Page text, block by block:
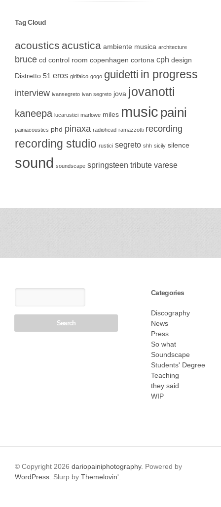
Tag Cloud
acoustics acustica ambiente musica architecture
bruce cd control room copenhagen cortona cph design
Distretto 51 eros girifalco gogo guidetti in progress
interview ivansegreto ivan segreto jova jovanotti
kaneepa lucarustici marlowe miles music paini
painiacoustics phd pinaxa radiohead ramazzotti recording
recording studio rustici segreto shh sicily silence
sound soundscape springsteen tribute varese
Categories
Discography
News
Press
So what
Soundscape
Students' Degree
Teaching
they said
WIP
© Copyright 2026 dariopainiphotography. Powered by
WordPress . Slurp by Themelovin'.